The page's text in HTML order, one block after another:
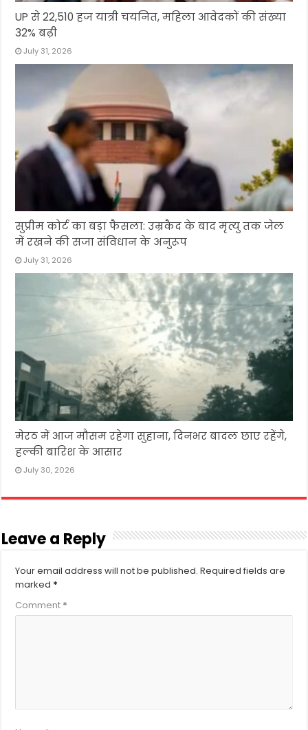
UP से 22,510 हज यात्री चयनित, महिला आवेदकों की संख्या
32% बढ़ी
July 31, 2026
सुप्रीम कोर्ट का बड़ा फैसला: उम्रकैद के बाद मृत्यु तक जेल
में रखने की सजा संविधान के अनुरूप
July 31, 2026
मेरठ में आज मौसम रहेगा सुहाना, दिनभर बादल छाए रहेंगे,
हल्की बारिश के आसार
July 30, 2026
Leave a Reply
Your email address will not be published. Required fields are
marked *
Comment *